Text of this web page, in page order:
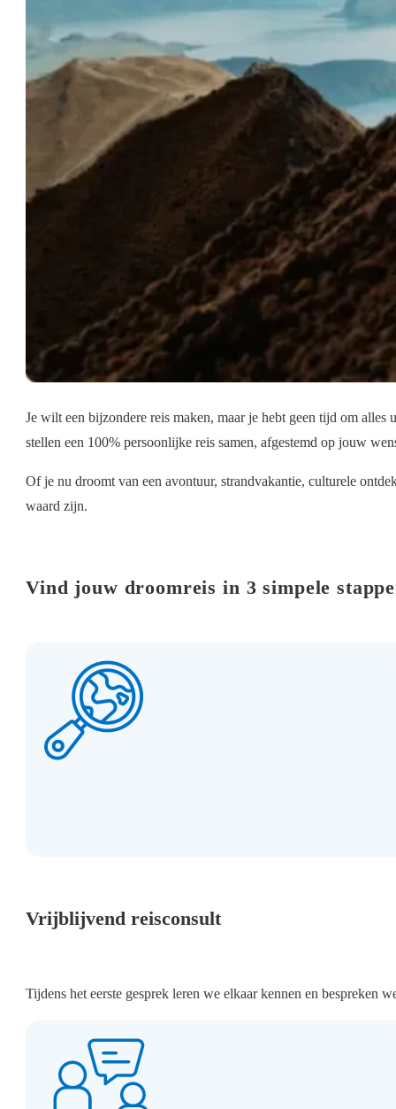
Je wilt een bijzondere reis maken, maar je hebt geen tijd om
stellen een 100% persoonlijke reis samen, afgestemd op jouw
Of je nu droomt van een avontuur, strandvakantie, culturele
waard zijn.
Vind jouw droomreis in 3 simpele
Vrijblijvend reisconsult
Tijdens het eerste gesprek leren we elkaar kennen en bespreken